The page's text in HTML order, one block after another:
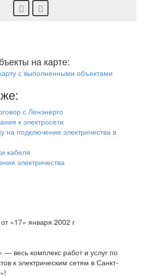
на карте:
с Ленэнерго
к электросети
на подключение электричества в
кабеля
электричества
«17» января 2002 г
весь комплекс работ и услуг по
к электрическим сетям в Санкт-